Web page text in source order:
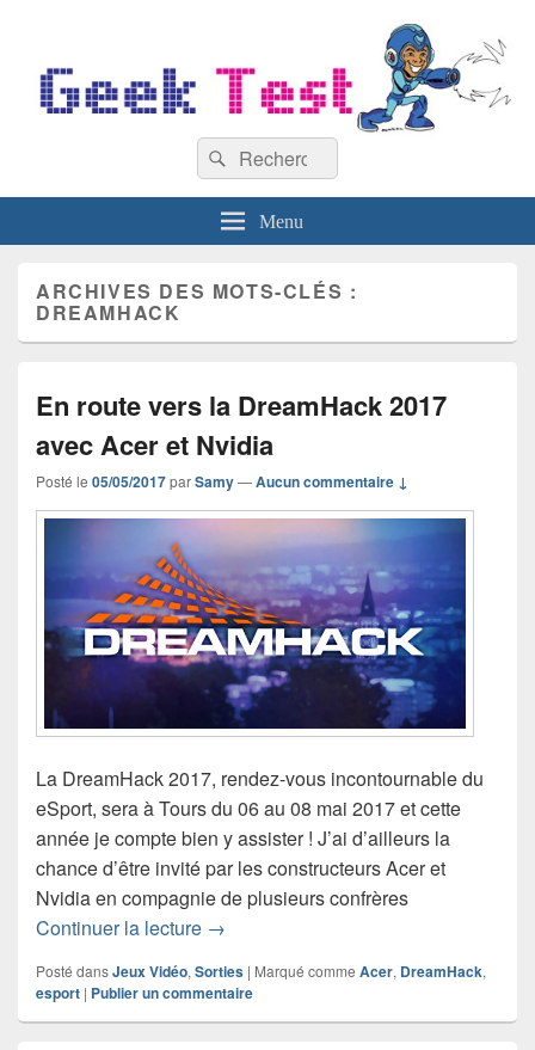
Recherche :
Rechercher
Menu
ARCHIVES DES MOTS-CLÉS :
DREAMHACK
En route vers la DreamHack 2017
avec Acer et Nvidia
Posté le 05/05/2017parSamy—Aucun commentaire ↓
La DreamHack 2017, rendez-vous incontournable du
eSport, sera à Tours du 06 au 08 mai 2017 et cette
année je compte bien y assister ! J’ai d’ailleurs la
chance d’être invité par les constructeurs Acer et
Nvidia en compagnie de plusieurs confrères
Continuer la lecture En route vers la DreamHack 2017
→
Posté dansJeux Vidéo, Sorties | Marqué comme Acer, DreamHack,
esport | Publier un commentaire